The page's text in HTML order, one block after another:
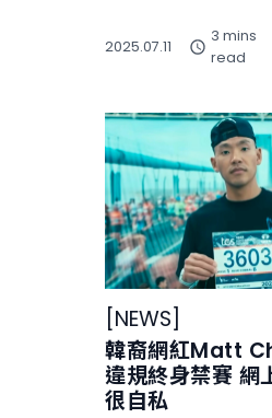
2025.07.11
3 mins
read
NEWS
韓裔網紅Matt
違規終身禁賽 網
很自私